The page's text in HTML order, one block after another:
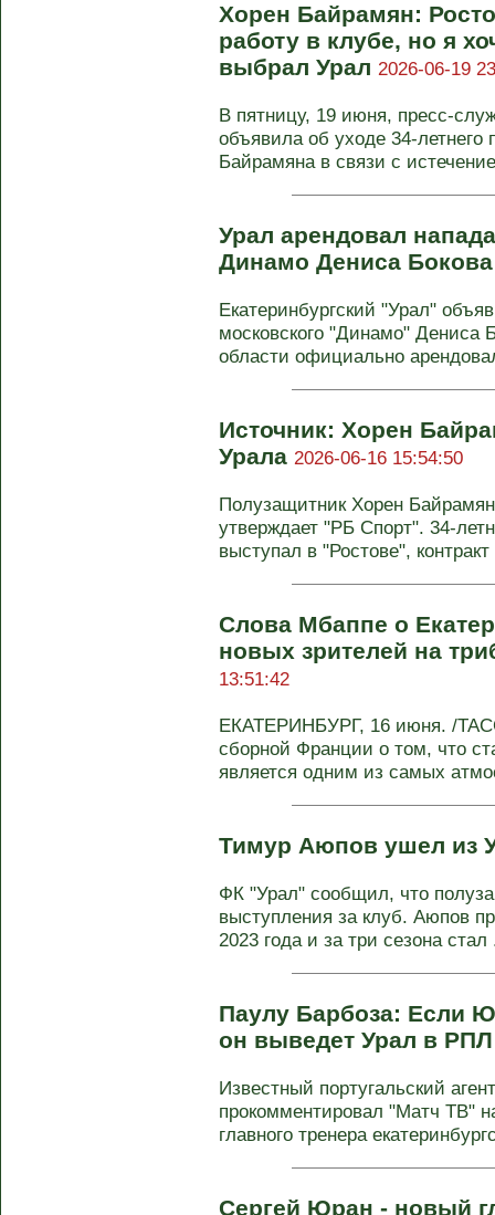
Хорен Байрамян:
работу в клубе, но я
выбрал Урал 2026-06-19
В пятницу, 19 июня, пресс-
объявила об уходе 34-летнего
Байрамяна в связи с
Урал арендовал
Динамо Дениса
Екатеринбургский "Урал"
московского "Динамо" Дениса
области официально
Источник: Хорен
Урала 2026-06-16 15:54:50
Полузащитник Хорен
утверждает "РБ Спорт". 34-
выступал в "Ростове",
Слова Мбаппе о
новых зрителей на
13:51:42
ЕКАТЕРИНБУРГ, 16 июня. /
сборной Франции о том, что
является одним из самых
Тимур Аюпов ушел из
ФК "Урал" сообщил, что
выступления за клуб. Аюпов
2023 года и за три сезона стал
Паулу Барбоза: Если
он выведет Урал в
Известный португальский
прокомментировал "Матч ТВ"
главного тренера
Сергей Юран - новый